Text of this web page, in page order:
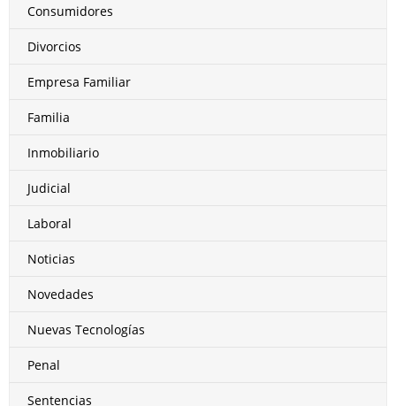
Consumidores
Divorcios
Empresa Familiar
Familia
Inmobiliario
Judicial
Laboral
Noticias
Novedades
Nuevas Tecnologías
Penal
Sentencias